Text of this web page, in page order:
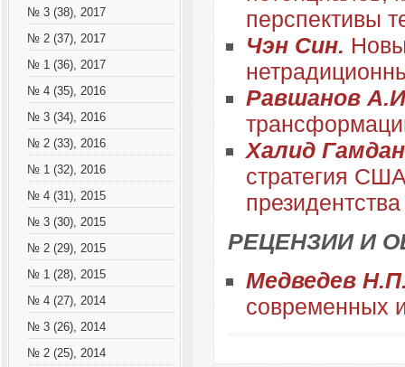
№ 3 (38), 2017
№ 2 (37), 2017
№ 1 (36), 2017
№ 4 (35), 2016
№ 3 (34), 2016
№ 2 (33), 2016
№ 1 (32), 2016
№ 4 (31), 2015
№ 3 (30), 2015
№ 2 (29), 2015
№ 1 (28), 2015
№ 4 (27), 2014
№ 3 (26), 2014
№ 2 (25), 2014
перспективы
Чэн Син.
Равшанов
Халид
стратегия
РЕЦЕНЗИИ И
Медведев
современных